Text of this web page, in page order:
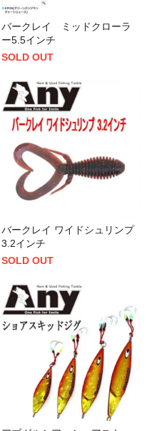
バークレイ ミッドクローラ
ー5.5インチ
SOLD OUT
バークレイ ワイドシュリンプ
3.2インチ
SOLD OUT